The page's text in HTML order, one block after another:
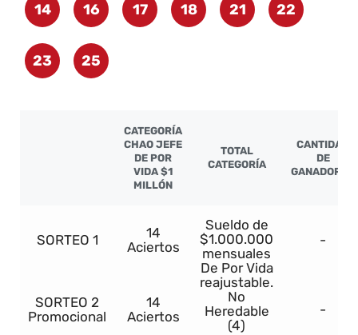
14 16 17 18 21 22
23 25
CATEGORÍA
CHAO JEFE
DE POR
VIDA $1
MILLÓN
TOTAL
CATEGORÍA
CANTIDAD
DE
GANADORES
SORTEO 1
14
Aciertos
Sueldo de
$1.000.000
mensuales
De Por Vida
reajustable.
No
Heredable
(4)
-
SORTEO 2
Promocional
14
Aciertos
-